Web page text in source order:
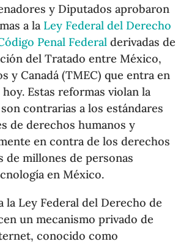
y Diputados aprobaron
a la Ley Federal del Derecho
Penal Federal derivadas de
del Tratado entre México,
y Canadá (TMEC) que entra en
Estas reformas violan la
contrarias a los estándares
de derechos humanos y
en contra de los derechos
de millones de personas
en México.
la Ley Federal del Derecho de
un mecanismo privado de
conocido como